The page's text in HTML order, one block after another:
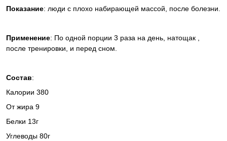
Показание: люди с плохо набирающей массой, после болезни.
Применение: По одной порции 3 раза на день, натощак ,
после тренировки, и перед сном.
Состав:
Калории 380
От жира 9
Белки 13г
Углеводы 80г